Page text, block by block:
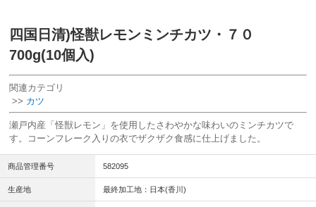
四国日清)怪獣レモンミンチカツ・７０
700g(10個入)
関連カテゴリ
>> カツ
瀬戸内産「怪獣レモン」を使用したさわやかな味わいのミンチカツで
す。コーンフレーク入りの衣でザクザク食感に仕上げました。
商品管理番号 582095
生産地 最終加工地：日本(香川)